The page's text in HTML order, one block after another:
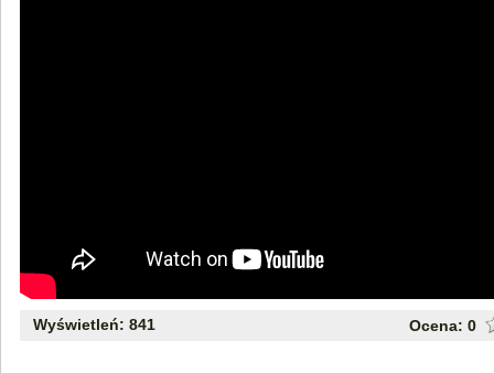
Wyświetleń: 841 Ocena: 0